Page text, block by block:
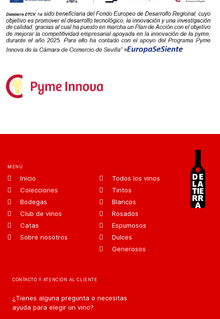
MENÚ
Inicio
Colecciones
Bodegas
Club de vinos
Catas
Sobre nosotros
Todos los vinos
Tintos
Blancos
Rosados
Espumosos
Dulces
Generosos
CONTACTO Y ATENCIÓN AL CLIENTE
¿Tienes alguna pregunta o necesitas
ayuda para elegir un vino?